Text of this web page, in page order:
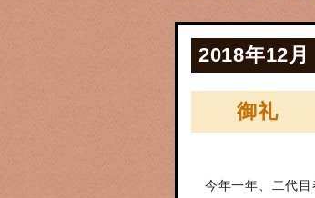
2018年12月
御礼
今年一年、二代